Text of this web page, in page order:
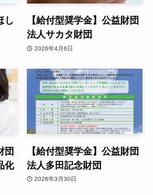
し
【給付型奨学金】公益財団
法人サカタ財団
2026年4月6日
団
化
【給付型奨学金】公益財団
法人多田記念財団
2026年3月30日